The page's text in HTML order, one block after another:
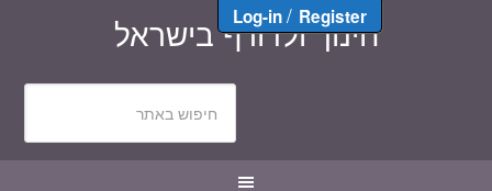
Log-in/ Register
חינוך ולדורף בישראל